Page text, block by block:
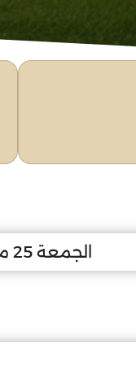
الجمعة 25 ماي 2012